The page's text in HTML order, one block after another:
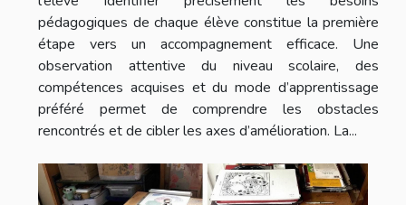
pédagogiques de chaque élève constitue la première
étape vers un accompagnement efficace. Une
observation attentive du niveau scolaire, des
compétences acquises et du mode d’apprentissage
préféré permet de comprendre les obstacles
rencontrés et de cibler les axes d’amélioration. La...